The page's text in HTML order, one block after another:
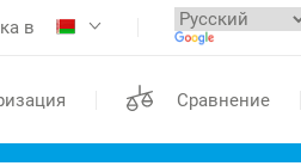
в
Сравнение